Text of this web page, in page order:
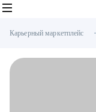
Карьерный маркетплейс